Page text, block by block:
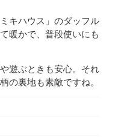
キハウス」のダッフル
暖かで、普段使いにも
遊ぶときも安心。それ
の裏地も素敵ですね。